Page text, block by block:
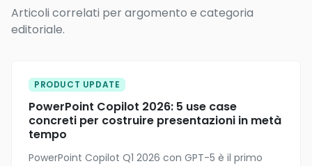
Articoli correlati per argomento e categoria
editoriale.
PRODUCT UPDATE
PowerPoint Copilot 2026: 5 use case
concreti per costruire presentazioni in metà
tempo
PowerPoint Copilot Q1 2026 con GPT-5 è il primo